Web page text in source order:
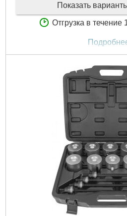
Показать
Отгрузка в течение